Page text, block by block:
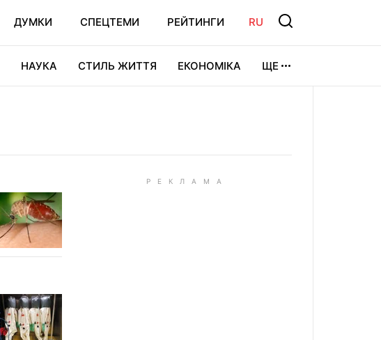
ДУМКИ СПЕЦТЕМИ РЕЙТИНГИ RU
НАУКА СТИЛЬ ЖИТТЯ ЕКОНОМІКА ЩЕ